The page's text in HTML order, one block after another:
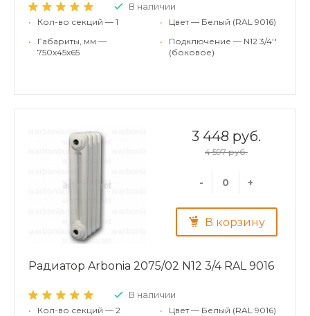
В наличии
•
Кол-во секций — 1
•
Габариты, мм —
750x45x65
•
Цвет — Белый (RAL 9016)
•
Подключение — N12 3/4''
(боковое)
3 448 руб.
4 597 руб.
- +
В корзину
Радиатор Arbonia 2075/02 N12 3/4 RAL 9016
В наличии
•
Кол-во секций — 2
•
Цвет — Белый (RAL 9016)